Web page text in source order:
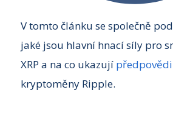
V tomto článku se společně
jaké jsou hlavní hnací síly pro
XRP a na co ukazují předpovědi
kryptoměny Ripple.